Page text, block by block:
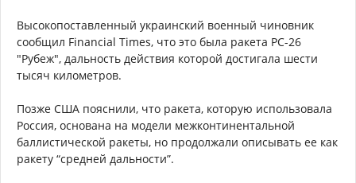
Высокопоставленный украинский военный чиновник
сообщил Financial Times, что это была ракета РС-26
"Рубеж", дальность действия которой достигала шести
тысяч километров.
Позже США пояснили, что ракета, которую использовала
Россия, основана на модели межконтинентальной
баллистической ракеты, но продолжали описывать ее как
ракету “средней дальности”.